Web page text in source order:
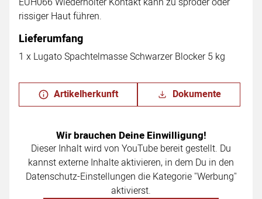
rissiger Haut führen.
Lieferumfang
1 x Lugato Spachtelmasse Schwarzer Blocker 5 kg
Artikelherkunft Dokumente
Wir brauchen Deine Einwilligung!
Dieser Inhalt wird von YouTube bereit gestellt. Du
kannst externe Inhalte aktivieren, in dem Du in den
Datenschutz-Einstellungen die Kategorie "Werbung"
aktivierst.